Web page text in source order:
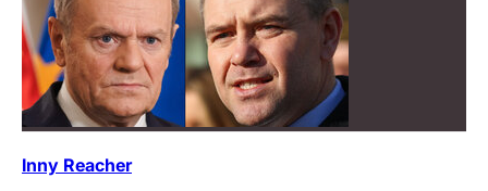
Inny Reacher